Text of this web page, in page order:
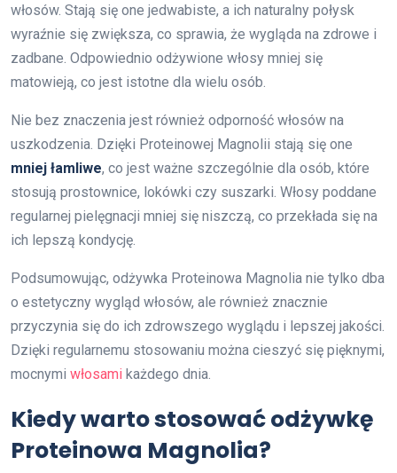
włosów. Stają się one jedwabiste, a ich naturalny połysk
wyraźnie się zwiększa, co sprawia, że wygląda na zdrowe i
zadbane. Odpowiednio odżywione włosy mniej się
matowieją, co jest istotne dla wielu osób.
Nie bez znaczenia jest również odporność włosów na
uszkodzenia. Dzięki Proteinowej Magnolii stają się one
mniej łamliwe, co jest ważne szczególnie dla osób, które
stosują prostownice, lokówki czy suszarki. Włosy poddane
regularnej pielęgnacji mniej się niszczą, co przekłada się na
ich lepszą kondycję.
Podsumowując, odżywka Proteinowa Magnolia nie tylko dba
o estetyczny wygląd włosów, ale również znacznie
przyczynia się do ich zdrowszego wyglądu i lepszej jakości.
Dzięki regularnemu stosowaniu można cieszyć się pięknymi,
mocnymi włosami każdego dnia.
Kiedy warto stosować odżywkę
Proteinowa Magnolia?